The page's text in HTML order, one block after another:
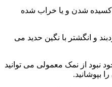
شدن و یا خراب شده
و انگشتر با نگین حدید می‌
نبود از نمک معمولی می توانید
بپوشانید.